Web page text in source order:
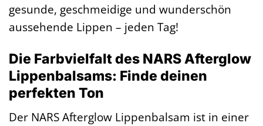
gesunde, geschmeidige und wunderschön
aussehende Lippen – jeden Tag!
Die Farbvielfalt des NARS Afterglow
Lippenbalsams: Finde deinen
perfekten Ton
Der NARS Afterglow Lippenbalsam ist in einer